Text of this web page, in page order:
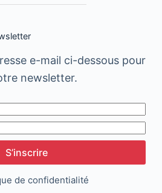
e-mail ci-dessous pour
newsletter.
S’inscrire
de confidentialité